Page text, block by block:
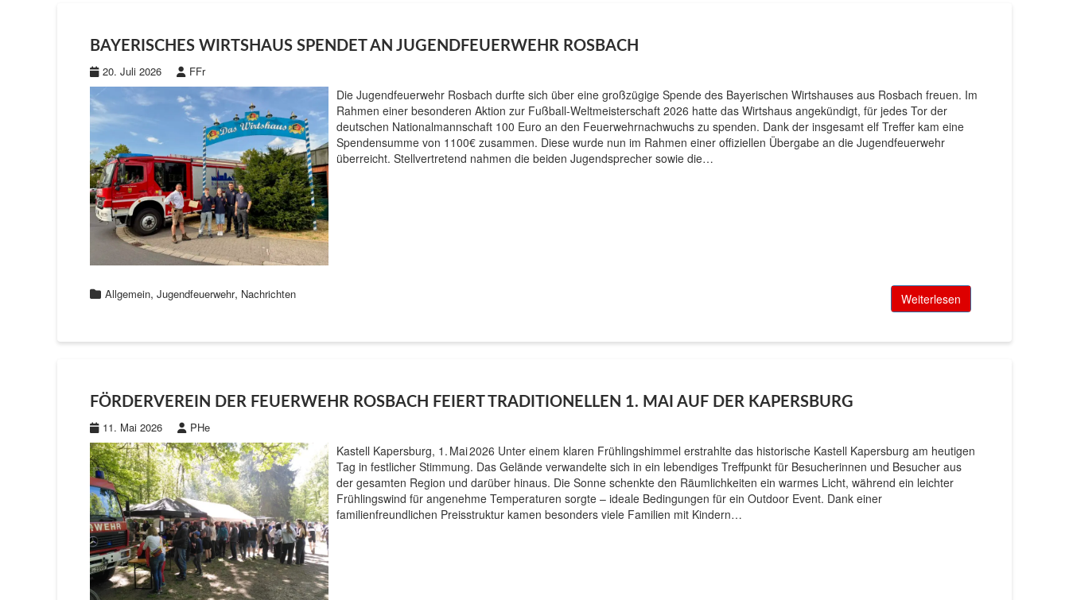
BAYERISCHES WIRTSHAUS SPENDET AN JUGENDFEUERWEHR ROSBACH
20. Juli 2026 FFr
Die Jugendfeuerwehr Rosbach durfte sich über eine großzügige Spende des Bayerischen Wirtshauses aus Rosbach freuen. Im
Rahmen einer besonderen Aktion zur Fußball-Weltmeisterschaft 2026 hatte das Wirtshaus angekündigt, für jedes Tor der
deutschen Nationalmannschaft 100 Euro an den Feuerwehrnachwuchs zu spenden. Dank der insgesamt elf Treffer kam eine
Spendensumme von 1100€ zusammen. Diese wurde nun im Rahmen einer offiziellen Übergabe an die Jugendfeuerwehr
überreicht. Stellvertretend nahmen die beiden Jugendsprecher sowie die…
Allgemein, Jugendfeuerwehr, Nachrichten Weiterlesen
FÖRDERVEREIN DER FEUERWEHR ROSBACH FEIERT TRADITIONELLEN 1. MAI AUF DER KAPERSBURG
11. Mai 2026 PHe
Kastell Kapersburg, 1. Mai 2026 Unter einem klaren Frühlingshimmel erstrahlte das historische Kastell Kapersburg am heutigen
Tag in festlicher Stimmung. Das Gelände verwandelte sich in ein lebendiges Treffpunkt für Besucherinnen und Besucher aus
der gesamten Region und darüber hinaus. Die Sonne schenkte den Räumlichkeiten ein warmes Licht, während ein leichter
Frühlingswind für angenehme Temperaturen sorgte – ideale Bedingungen für ein Outdoor Event. Dank einer
familienfreundlichen Preisstruktur kamen besonders viele Familien mit Kindern…